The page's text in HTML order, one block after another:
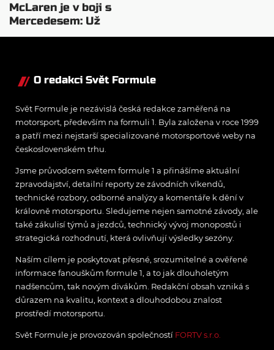
McLaren je v boji s
Mercedesem: Už
pochopili pohonnou
O redakci Svět Formule
Svět Formule je nezávislá česká redakce zaměřená na
motorsport, především na formuli 1. Byla založena v roce 1999
a patří mezi nejstarší specializované motorsportové weby na
československém trhu.
Jsme průvodcem světem formule 1 a přinášíme aktuální
zpravodajství, detailní reporty ze závodních víkendů,
technické rozbory, odborné analýzy a komentáře k dění v
královně motorsportu. Sledujeme nejen samotné závody, ale
také zákulisí týmů a jezdců, technický vývoj monopostů i
strategická rozhodnutí, která ovlivňují výsledky sezóny.
Naším cílem je poskytovat přesné, srozumitelné a ověřené
informace fanouškům formule 1, a to jak dlouholetým
nadšencům, tak novým divákům. Redakční obsah vzniká s
důrazem na kvalitu, kontext a dlouhodobou znalost
prostředí motorsportu.
Svět Formule je provozován společností FORTV s.r.o.